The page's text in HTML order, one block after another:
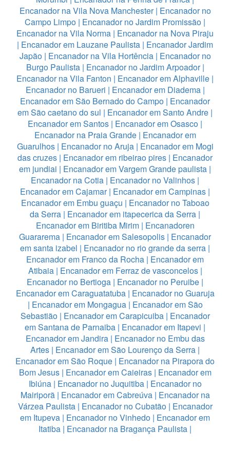
Encanador na Vila Nova Manchester| Encanador no
Campo Limpo | Encanador no Jardim Promissão |
Encanador na Vila Norma | Encanador na Nova Piraju
| Encanador em Lauzane Paulista | Encanador Jardim
Japão| Encanador na Vila Hortência| Encanador no
Burgo Paulista| Encanador no Jardim Arpoador|
Encanador na Vila Fanton | Encanador em Alphaville |
Encanador no Barueri | Encanador em Diadema|
Encanador em São Bernado do Campo | Encanador
em São caetano do sul | Encanador em Santo Andre |
Encanador em Santos | Encanador em Osasco |
Encanador na Praia Grande| Encanador em
Guarulhos| Encanador no Aruja| Encanador em Mogi
das cruzes | Encanador em ribeirao pires | Encanador
em jundiai | Encanador em Vargem Grande paulista |
Encanador na Cotia | Encanador no Valinhos |
Encanador em Cajamar| Encanador em Campinas |
Encanador em Embu guaçu | Encanador no Taboao
da Serra | Encanador em itapecerica da Serra |
Encanador em Biritiba Mirim| Encanadoren
Guararema | Encanador em Salesopolis | Encanador
em santa izabel | Encanador no rio grande da serra |
Encanador em Franco da Rocha | Encanador em
Atibaia| Encanador em Ferraz de vasconcelos|
Encanador no Bertioga | Encanador no Peruibe |
Encanador em Caraguatatuba| Encanador no Guaruja
| Encanador em Mongagua| Encanador em São
Sebastião| Encanador em Carapicuiba| Encanador
em Santana de Parnaiba | Encanador em Itapevi |
Encanador em Jandira| Encanador no Embu das
Artes | Encanador em São Lourenço da Serra |
Encanador em São Roque | Encanador na Pirapora do
Bom Jesus| Encanador em Caieiras| Encanador em
Ibiúna| Encanador no Juquitiba| Encanador no
Mairiporã| Encanador em Cabreúva| Encanador na
Várzea Paulista| Encanador no Cubatão| Encanador
em Itupeva | Encanador no Vinhedo | Encanador em
Itatiba | Encanador na Bragança Paulista |